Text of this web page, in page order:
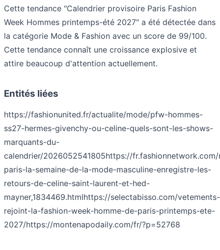
Cette tendance "Calendrier provisoire Paris Fashion
Week Hommes printemps-été 2027" a été détectée dans
la catégorie Mode & Fashion avec un score de 99/100.
Cette tendance connaît une croissance explosive et
attire beaucoup d'attention actuellement.
Entités liées
https://fashionunited.fr/actualite/mode/pfw-hommes-
ss27-hermes-givenchy-ou-celine-quels-sont-les-shows-
marquants-du-
calendrier/2026052541805https://
paris-la-semaine-de-la-mode-masculine-enregistre-les-
retours-de-celine-saint-laurent-et-hed-
mayner,1834469.htmlhttps://selectabisso.com/vetements-
rejoint-la-fashion-week-homme-de-paris-printemps-ete-
2027/https://montenapodaily.com/fr/?p=52768